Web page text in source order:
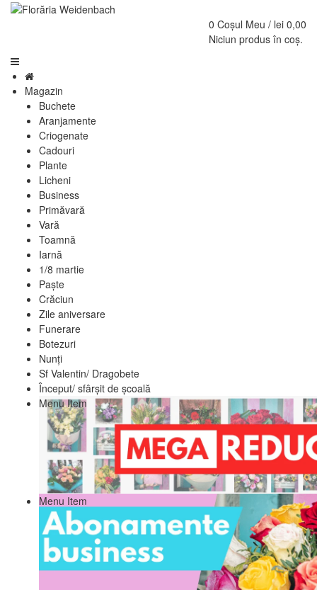
0 Coșul Meu / lei 0,00
Niciun produs în coș.
Magazin
Buchete
Aranjamente
Criogenate
Cadouri
Plante
Licheni
Business
Primăvară
Vară
Toamnă
Iarnă
1/8 martie
Paște
Crăciun
Zile aniversare
Funerare
Botezuri
Nunți
Sf Valentin/ Dragobete
Început/ sfârșit de școală
Menu Item
Menu Item